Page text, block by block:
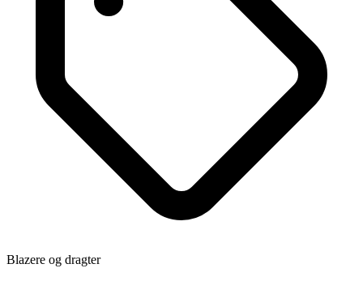
Blazere og dragter